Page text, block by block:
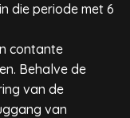
die periode met 6
contante
Behalve de
van de
van